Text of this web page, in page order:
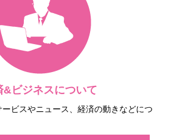
&ビジネスについて
ビスやニュース、経済の動きなどにつ